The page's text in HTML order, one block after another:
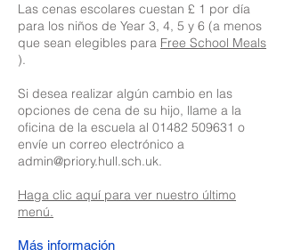
Las cenas escolares cuestan £ 1 por día
para los niños de Year 3, 4, 5 y 6 (a menos
que sean elegibles para Free School Meals
).
Si desea realizar algún cambio en las
opciones de cena de su hijo, llame a la
oficina de la escuela al 01482 509631 o
envíe un correo electrónico a
admin@priory.hull.sch.uk.
Haga clic aquí para ver nuestro último
menú.
Más información